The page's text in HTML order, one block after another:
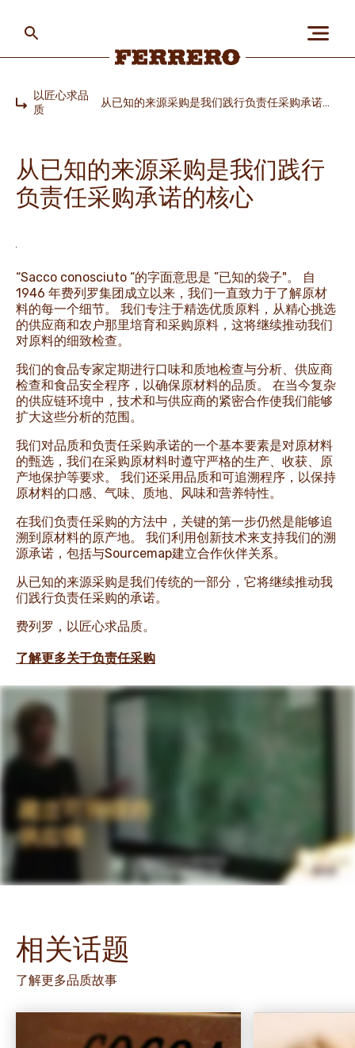
人与地球
职业发展
新闻速递
main
content
Home
以匠心求品
质
从已知的来源采购是我们践行负责任采购承诺的核心
从已知的来源采购是我们践行
负责任采购承诺的核心
“Sacco conosciuto “的字面意思是 ”已知的袋子"。 自
1946 年费列罗集团成立以来，我们一直致力于了解原材
料的每一个细节。 我们专注于精选优质原料，从精心挑选
的供应商和农户那里培育和采购原料，这将继续推动我们
对原料的细致检查。
我们的食品专家定期进行口味和质地检查与分析、供应商
检查和食品安全程序，以确保原材料的品质。 在当今复杂
的供应链环境中，技术和与供应商的紧密合作使我们能够
扩大这些分析的范围。
我们对品质和负责任采购承诺的一个基本要素是对原材料
的甄选，我们在采购原材料时遵守严格的生产、收获、原
产地保护等要求。 我们还采用品质和可追溯程序，以保持
原材料的口感、气味、质地、风味和营养特性。
在我们负责任采购的方法中，关键的第一步仍然是能够追
溯到原材料的原产地。 我们利用创新技术来支持我们的溯
源承诺，包括与Sourcemap建立合作伙伴关系。
从已知的来源采购是我们传统的一部分，它将继续推动我
们践行负责任采购的承诺。
费列罗，以匠心求品质。
了解更多关于负责任采购
相关话题
了解更多品质故事